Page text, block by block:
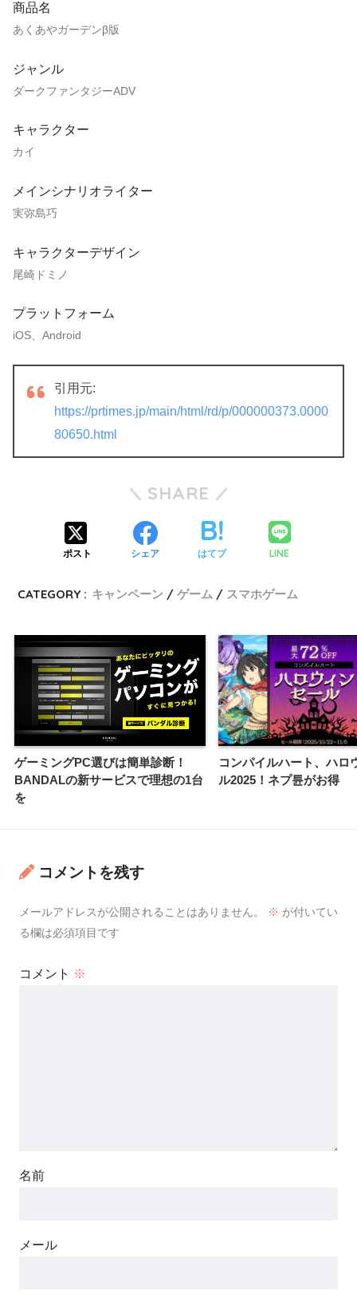
商品名
あくあやガーデンβ版
ジャンル
ダークファンタジーADV
キャラクター
カイ
メインシナリオライター
実弥島巧
キャラクターデザイン
尾崎ドミノ
プラットフォーム
iOS、Android
引用元:
https://prtimes.jp/main/html/rd/p/000000373.0000
80650.html
SHARE
ポスト シェア はてブ LINE
CATEGORY : キャンペーン ゲーム スマホゲーム
ゲーミングPC選びは簡単診断！
BANDALの新サービスで理想の1台
を
コンパイルハート、ハロ
ル2025！ネプ튠がお得
コメントを残す
メールアドレスが公開されることはありません。 ※ が付いてい
る欄は必須項目です
コメント ※
名前
メール